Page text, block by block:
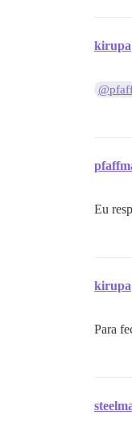
kirupa
Eu
kirupa
Para